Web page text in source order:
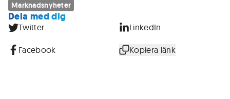
Marknadsnyheter
Dela med dig
Twitter LinkedIn
Facebook Kopiera länk